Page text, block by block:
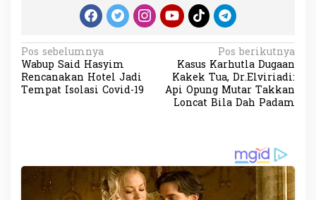
N
a
v
s
Pos sebelumnya
Wabup Said Hasyim
Rencanakan Hotel Jadi
Tempat Isolasi Covid-19
Pos berikutnya
Kasus Karhutla Dugaan
Kakek Tua, Dr.Elviriadi:
Api Opung Mutar Takkan
Loncat Bila Dah Padam